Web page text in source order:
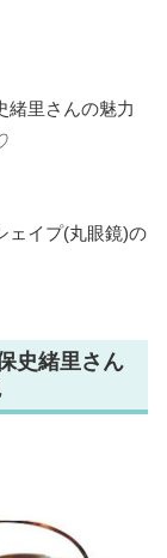
緒里さんの魅力
ェイプ(丸眼鏡)の
史緒里さん